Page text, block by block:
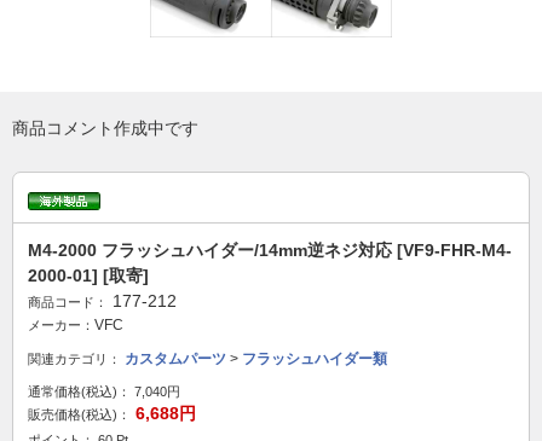
商品コメント作成中です
M4-2000 フラッシュハイダー/14mm逆ネジ対応 [VF9-FHR-M4-
2000-01] [取寄]
商品コード： 177-212
メーカー： VFC
関連カテゴリ： カスタムパーツ > フラッシュハイダー類
通常価格(税込)：
7,040円
販売価格(税込)：
6,688円